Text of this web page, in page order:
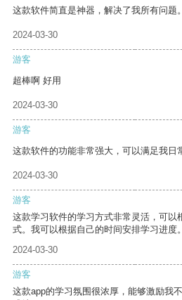
这款软件简直是神器，解决了我所有问题。
2024-03-30
游客
超棒啊 好用
2024-03-30
游客
这款软件的功能非常强大，可以满足我日
2024-03-30
游客
这款学习软件的学习方式非常灵活，可以
式。我可以根据自己的时间安排学习进度。
2024-03-30
游客
这款app的学习氛围很浓厚，能够激励我